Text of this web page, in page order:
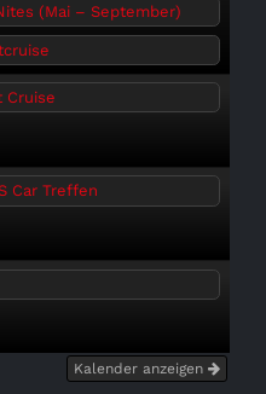
(Mai – September)
Cruise
Car Treffen
Kalender anzeigen